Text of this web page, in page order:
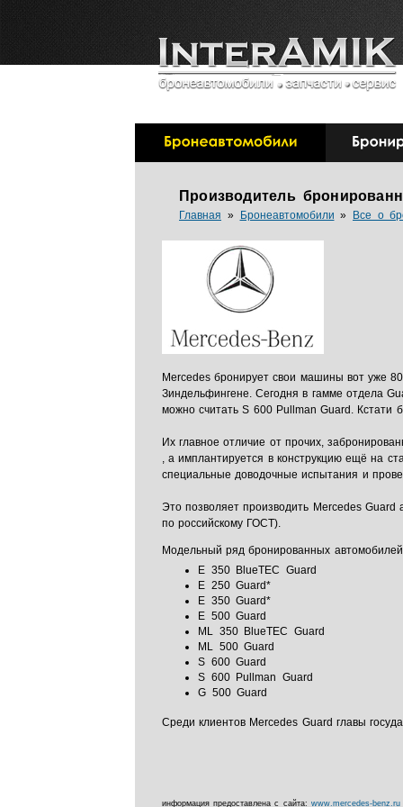
Производитель
Главная » Бронеавтомобили » Все о
Mercedes бронирует свои машины вот уже
Зиндельфингене. Сегодня в гамме отдела
можно считать S 600 Pullman Guard. Кстати
Их главное отличие от прочих,
, а имплантируется в конструкцию ещё на
специальные доводочные испытания и
Это позволяет производить Mercedes
по российскому ГОСТ).
Модельный ряд бронированных
E 350 BlueTEC Guard
E 250 Guard*
E 350 Guard*
E 500 Guard
ML 350 BlueTEC Guard
ML 500 Guard
S 600 Guard
S 600 Pullman Guard
G 500 Guard
Среди клиентов Mercedes Guard главы
информация предоставлена с сайта: www.mercedes-benz.ru